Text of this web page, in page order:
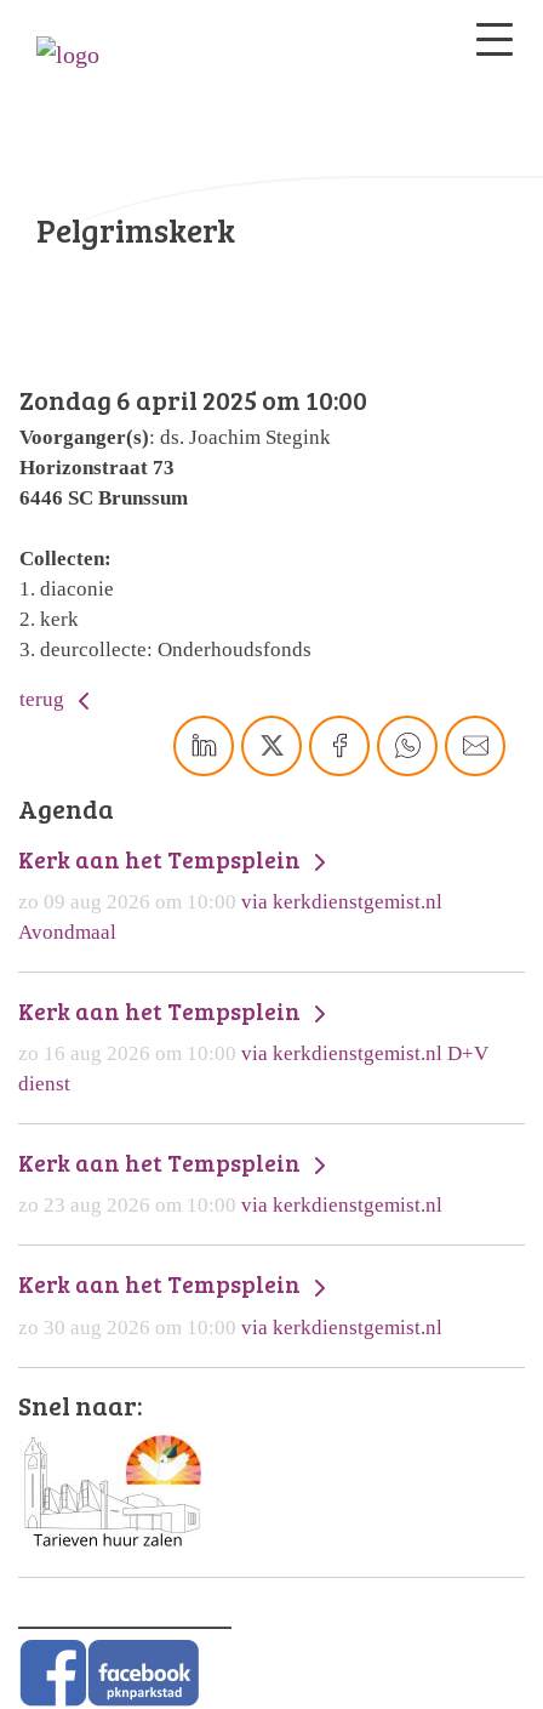
Pelgrimskerk
Zondag 6 april 2025 om 10:00
Voorganger(s): ds. Joachim Stegink
Horizonstraat 73
6446 SC Brunssum
Collecten:
1. diaconie
2. kerk
3. deurcollecte: Onderhoudsfonds
terug
Agenda
Kerk aan het Tempsplein
zo 09 aug 2026 om 10:00 via kerkdienstgemist.nl
Avondmaal
Kerk aan het Tempsplein
zo 16 aug 2026 om 10:00 via kerkdienstgemist.nl D+V
dienst
Kerk aan het Tempsplein
zo 23 aug 2026 om 10:00 via kerkdienstgemist.nl
Kerk aan het Tempsplein
zo 30 aug 2026 om 10:00 via kerkdienstgemist.nl
Snel naar: